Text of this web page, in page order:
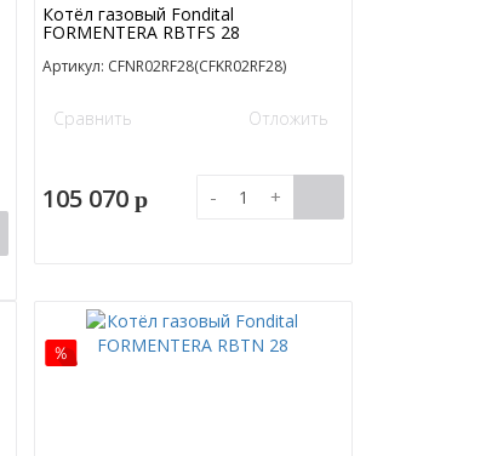
Котёл газовый Fondital
FORMENTERA RBTFS 28
Артикул: CFNR02RF28(CFKR02RF28)
Сравнить Отложить
105 070 p - +